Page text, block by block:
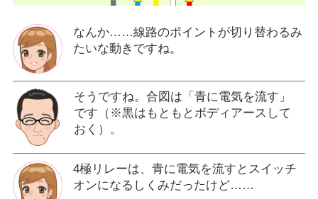
なんか……線路のポイントが切り替わるみ
たいな動きですね。
そうですね。合図は「青に電気を流す」
です（※黒はもともとボディアースして
おく）。
4極リレーは、青に電気を流すとスイッチ
オンになるしくみだったけど……